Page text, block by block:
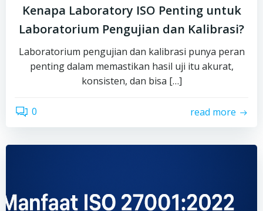
Kenapa Laboratory ISO Penting untuk
Laboratorium Pengujian dan Kalibrasi?
Laboratorium pengujian dan kalibrasi punya peran
penting dalam memastikan hasil uji itu akurat,
konsisten, dan bisa […]
0 read more